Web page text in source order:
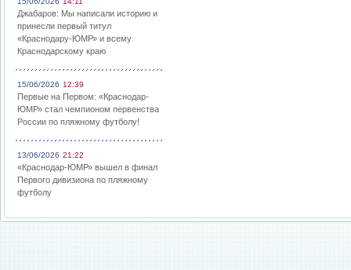
Джабаров: Мы написали историю и
принесли первый титул
«Краснодару-ЮМР» и всему
Краснодарскому краю
15/06/2026 12:39
Первые на Первом: «Краснодар-
ЮМР» стал чемпионом первенства
России по пляжному футболу!
13/06/2026 21:22
«Краснодар-ЮМР» вышел в финал
Первого дивизиона по пляжному
футболу